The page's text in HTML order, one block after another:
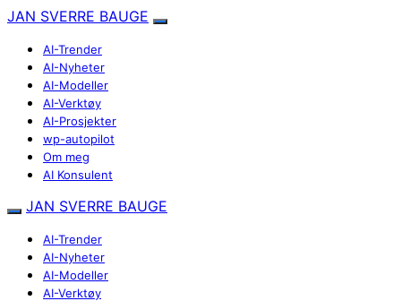
JAN SVERRE BAUGE
AI-Trender
AI-Nyheter
AI-Modeller
AI-Verktøy
AI-Prosjekter
wp-autopilot
Om meg
AI Konsulent
JAN SVERRE BAUGE
AI-Trender
AI-Nyheter
AI-Modeller
AI-Verktøy